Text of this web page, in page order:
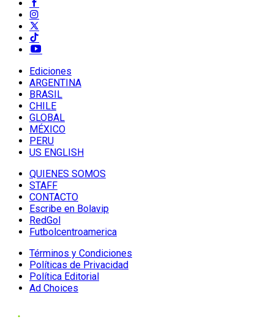
Ediciones
ARGENTINA
BRASIL
CHILE
GLOBAL
MÉXICO
PERU
US ENGLISH
QUIENES SOMOS
STAFF
CONTACTO
Escribe en Bolavip
RedGol
Futbolcentroamerica
Términos y Condiciones
Políticas de Privacidad
Política Editorial
Ad Choices